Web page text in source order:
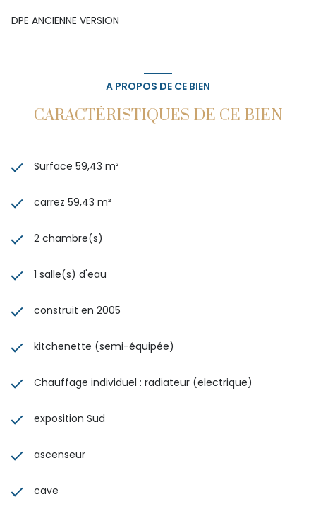
DPE ANCIENNE VERSION
A PROPOS DE CE BIEN
CARACTÉRISTIQUES DE CE BIEN
Surface 59,43 m²
carrez 59,43 m²
2 chambre(s)
1 salle(s) d'eau
construit en 2005
kitchenette (semi-équipée)
Chauffage individuel : radiateur (electrique)
exposition Sud
ascenseur
cave